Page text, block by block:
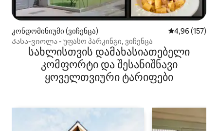
კონდომინიუმი (ვიჩენცა) საშუალო
4,96 (157)
Კასა-ვიოლა - უფასო პარკინგი, ვიჩენცა
სახლისთვის დამახასიათებელი
კომფორტი და შესანიშნავი
ყოველთვიური ტარიფები